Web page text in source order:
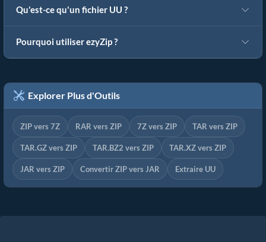
Qu'est-ce qu'un fichier UU ?
Pourquoi utiliser ezyZip ?
Explorer Plus d'Outils
ZIP vers 7Z RAR vers ZIP 7Z vers ZIP TAR vers ZIP
TAR.GZ vers ZIP TAR.BZ2 vers ZIP TAR.XZ vers ZIP
JAR vers ZIP Convertir ZIP vers JAR Extraire UU